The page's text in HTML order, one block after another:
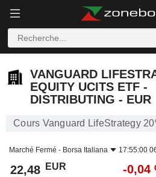
VANGUARD
EQUITY UCITS ETF -
DISTRIBUTING - EUR
Cours Vanguard LifeStrategy
Marché Fermé - Borsa Italiana 17:55:00
22,48 EUR -0,04